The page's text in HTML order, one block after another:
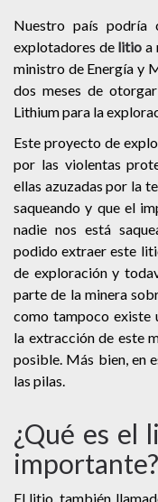
Nuestro país podría
explotadores de litio a
ministro de Energía y
dos meses de
Lithium para la
Este proyecto de
por las violentas
ellas azuzadas por la
saqueando y que el
nadie nos está
podido extraer este
de exploración y
parte de la minera
como tampoco existe
la extracción de este
posible. Más bien, en
las pilas.
¿Qué es el
importante?
El litio, también